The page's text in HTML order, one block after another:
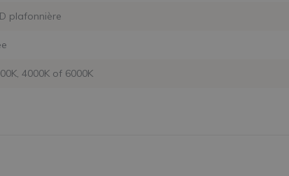
plafonnière
4000K of 6000K